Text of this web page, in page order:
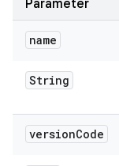
Parameter
name
String
versionCode